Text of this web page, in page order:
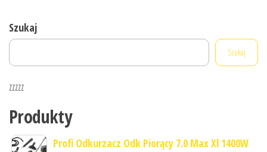
Szukaj
Szukaj
zzzzz
Produkty
Profi Odkurzacz Odk Piorący 7.0 Max Xl 1400W